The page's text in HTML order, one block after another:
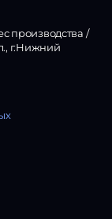
производства /
г.Нижний